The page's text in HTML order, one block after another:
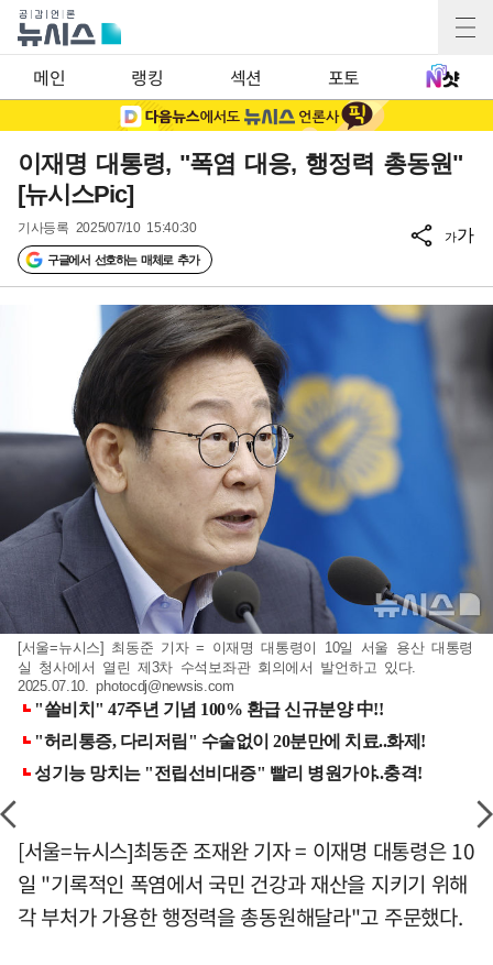
메인 랭킹 섹션 포토
이재명 대통령, "폭염 대응, 행정력 총동원"
[뉴시스Pic]
기사등록 2025/07/10 15:40:30
구글에서 선호하는 매체로 추가
가가
[서울=뉴시스] 최동준 기자 = 이재명 대통령이 10일 서울 용산 대통령
실 청사에서 열린 제3차 수석보좌관 회의에서 발언하고 있다.
2025.07.10.photocdj@newsis.com
[서울=뉴시스]최동준 조재완 기자 = 이재명 대통령은 10
일 "기록적인 폭염에서 국민 건강과 재산을 지키기 위해
각 부처가 가용한 행정력을 총동원해달라"고 주문했다.